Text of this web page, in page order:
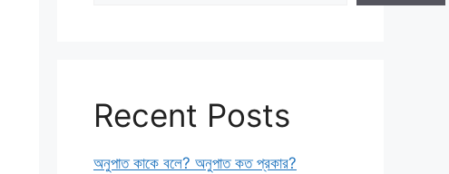
Recent Posts
অনুপাত কাকে বলে? অনুপাত কত প্রকার?